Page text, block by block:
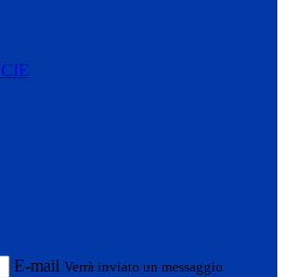
E-mail Verrà inviato un messaggio